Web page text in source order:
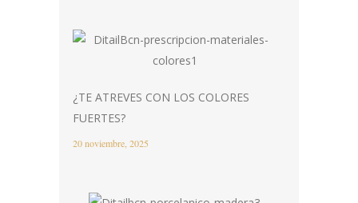
¿TE ATREVES CON LOS COLORES
FUERTES?
20 noviembre, 2025